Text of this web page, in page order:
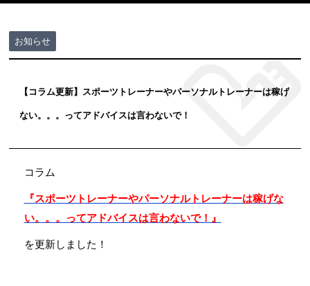
お知らせ
【コラム更新】スポーツトレーナーやパーソナルトレーナーは稼げ
ない。。。ってアドバイスは言わないで！
コラム
『スポーツトレーナーやパーソナルトレーナーは稼げな
い。。。ってアドバイスは言わないで！』
を更新しました！